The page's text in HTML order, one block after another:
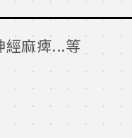
經麻痺...等